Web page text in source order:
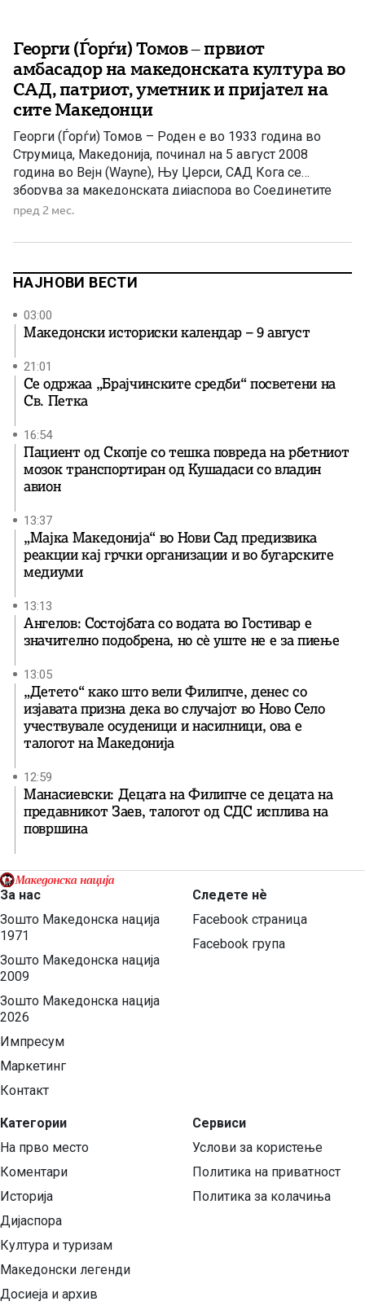
Георги (Ѓорѓи) Томов – првиот
амбасадор на македонската култура во
САД, патриот, уметник и пријател на
сите Македонци
Георги (Ѓорѓи) Томов – Роден е во 1933 година во
Струмица, Македонија, починал на 5 август 2008
година во Вејн (Wayne), Њу Џерси, САД Кога се
зборува за македонската дијаспора во Соединетите
Американски Држави и за луѓето кои најмногу
надвор од татковината, едно име неизбежно се
пред 2 мес.
НАЈНОВИ ВЕСТИ
03:00
Македонски историски календар – 9 август
21:01
Се одржаа „Брајчинските средби“ посветени на
Св. Петка
16:54
Пациент од Скопје со тешка повреда на рбетниот
мозок транспортиран од Кушадаси со владин
авион
13:37
„Мајка Македонија“ во Нови Сад предизвика
реакции кај грчки организации и во бугарските
медиуми
13:13
Ангелов: Состојбата со водата во Гостивар е
значително подобрена, но сè уште не е за пиење
13:05
„Детето“ како што вели Филипче, денес со
изјавата призна дека во случајот во Ново Село
учествувале осуденици и насилници, ова е
талогот на Македонија
12:59
Манасиевски: Децата на Филипче се децата на
предавникот Заев, талогот од СДС исплива на
површина
За нас
Зошто Македонска нација
1971
Зошто Македонска нација
2009
Зошто Македонска нација
2026
Импресум
Маркетинг
Контакт
Категории
На прво место
Коментари
Историја
Дијаспора
Култура и туризам
Македонски легенди
Досиеја и архив
Следете нѐ
Facebook страница
Facebook група
Сервиси
Услови за користење
Политика на приватност
Политика за колачиња